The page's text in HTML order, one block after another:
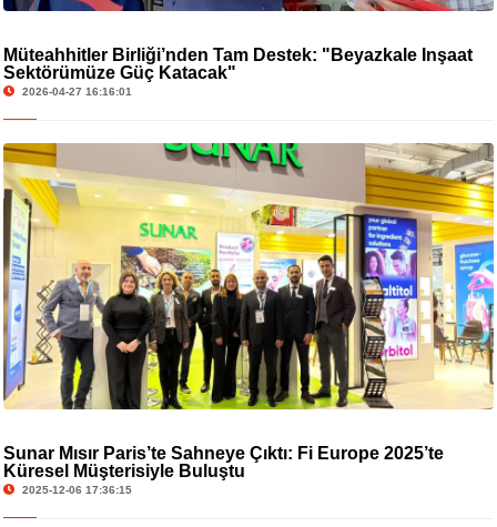
Müteahhitler Birliği’nden Tam Destek: "Beyazkale İnşaat
Sektörümüze Güç Katacak"
2026-04-27 16:16:01
Sunar Mısır Paris’te Sahneye Çıktı: Fi Europe 2025’te
Küresel Müşterisiyle Buluştu
2025-12-06 17:36:15